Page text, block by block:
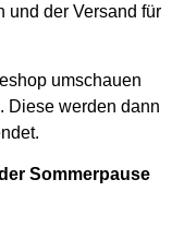
und der Versand für
umschauen
Diese werden dann
Sommerpause